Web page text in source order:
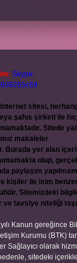
Skype:
sitesi,
şahıs şirketi ile
Sitede
makaleler
Burada yer alan
olup,
paylaşım
kişiler ile isim
Sitemizdeki
ve tavsiye niteliği
Kanun gereğince
Kurumu (BTK)
Sağlayıcı olarak
sitedeki